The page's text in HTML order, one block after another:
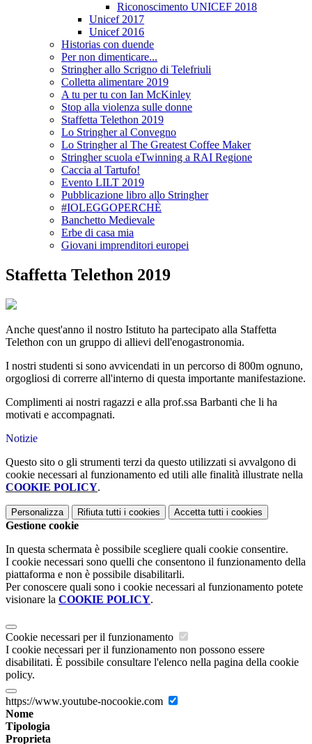
Riconoscimento UNICEF 2018
Unicef 2017
Unicef 2016
Historias con duende
Per non dimenticare...
Stringher allo Scrigno di Telefriuli
Colletta alimentare 2019
A tu per tu con Ian McKinley
Stop alla violenza sulle donne
Staffetta Telethon 2019
Lo Stringher al Convegno
Lo Stringher al The Greatest Coffee Maker
Stringher scuola eTwinning a RAI Regione
Caccia al Tartufo!
Evento LILT 2019
Pubblicazione libro allo Stringher
#IOLEGGOPERCHÈ
Banchetto Medievale
Erbe di casa mia
Giovani imprenditori europei
Staffetta Telethon 2019
Anche quest'anno il nostro Istituto ha partecipato alla Staffetta
Telethon con un gruppo di allievi dell'enogastronomia.
I nostri studenti si sono avvicendati in un percorso di 800m ognuno,
orgogliosi di correrre all'interno di questa importante manifestazione.
Complimenti ai nostri ragazzi e alla prof.ssa Barbanti che li ha
motivati e accompagnati.
Notizie
Questo sito o gli strumenti terzi da questo utilizzati si avvalgono di
cookie necessari al funzionamento ed utili alle finalità illustrate nella
COOKIE POLICY.
Personalizza Rifiuta tutti i cookies Accetta tutti i cookies
Gestione cookie
In questa schermata è possibile scegliere quali cookie consentire.
I cookie necessari sono quelli che consentono il funzionamento della
piattaforma e non è possibile disabilitarli.
Per conoscere quali sono i cookie necessari al funzionamento potete
visionare la COOKIE POLICY.
Cookie necessari per il funzionamento
I cookie necessari per il funzionamento non possono essere
disabilitati. È possibile consultare l'elenco nella pagina della cookie
policy.
https://www.youtube-nocookie.com
Nome
Tipologia
Proprieta